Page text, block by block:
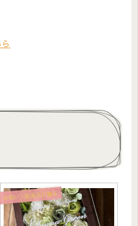
お祝い・記念日に贈る